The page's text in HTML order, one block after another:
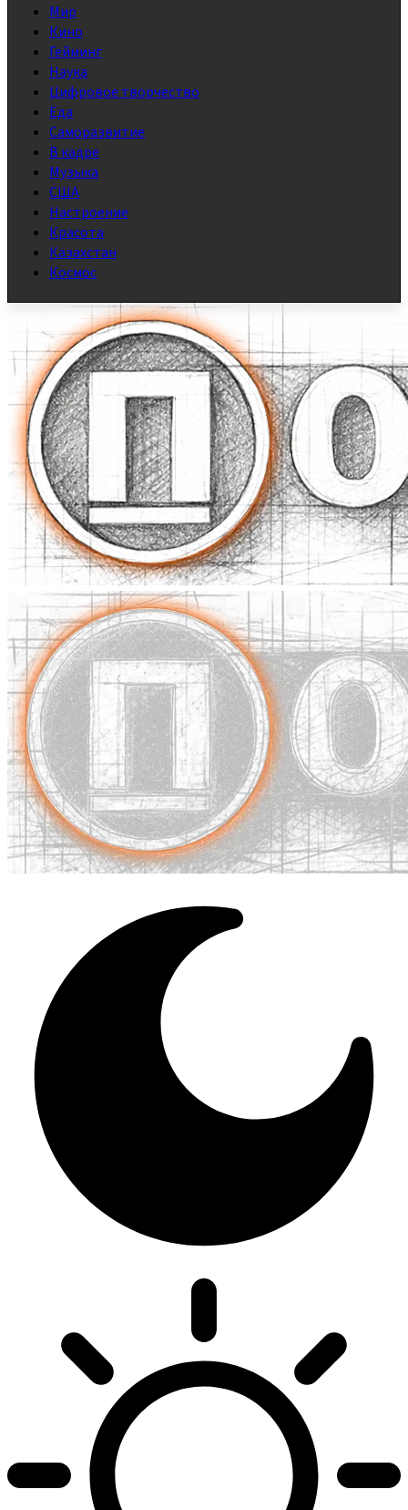
Мир
Кино
Гейминг
Наука
Цифровое творчество
Еда
Саморазвитие
В кадре
Музыка
США
Настроение
Красота
Казахстан
Космос